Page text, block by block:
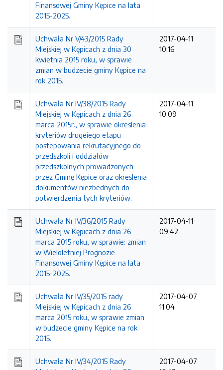
Finansowej Gminy Kępice na lata
2015-2025.
Uchwała Nr V/43/2015 Rady
Miejskiej w Kępicach z dnia 30
kwietnia 2015 roku, w sprawie
zmian w budzecie gminy Kępice na
rok 2015.
2017-04-11
10:16
Uchwała Nr IV/38/2015 Rady
Miejskiej w Kępicach z dnia 26
marca 2015r., w sprawie okreslenia
kryteriów drugeiego etapu
postepowania rekrutacyjnego do
przedszkoli i oddziałów
przedszkolnych prowadzonych
przez Gminę Kępice oraz okreslenia
dokumentów niezbednych do
potwierdzenia tych kryteriów.
2017-04-11
10:09
Uchwała Nr IV/36/2015 Rady
Miejskiej w Kępicach z dnia 26
marca 2015 roku, w sprawie: zmian
w Wieloletniej Prognozie
Finansowej Gminy Kępice na lata
2015-2025.
2017-04-11
09:42
Uchwała Nr IV/35/2015 rady
Miejskiej w Kępicach z dnia 26
marca 2015 roku, w sprawie zmian
w budzecie gminy Kępice na rok
2015.
2017-04-07
11:04
Uchwała Nr IV/34/2015 Rady
2017-04-07